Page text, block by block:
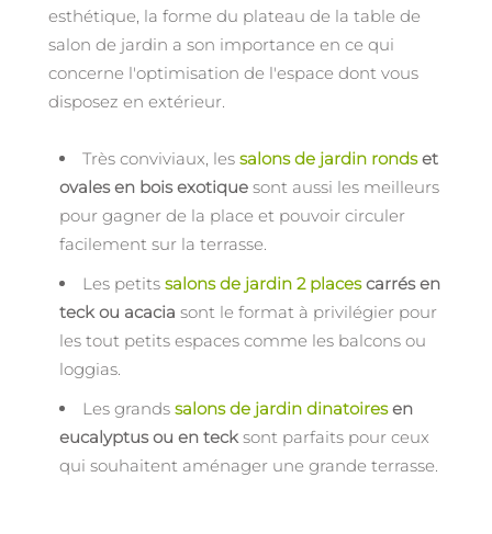
esthétique, la forme du plateau de la table de
salon de jardin a son importance en ce qui
concerne l'optimisation de l'espace dont vous
disposez en extérieur.
Très conviviaux, les salons de jardin rondset
ovales en bois exotique sont aussi les meilleurs
pour gagner de la place et pouvoir circuler
facilement sur la terrasse.
Les petits salons de jardin 2 placescarrés en
teck ou acacia sont le format à privilégier pour
les tout petits espaces comme les balcons ou
loggias.
Les grands salons de jardin dinatoiresen
eucalyptus ou en tecksont parfaits pour ceux
qui souhaitent aménager une grande terrasse.